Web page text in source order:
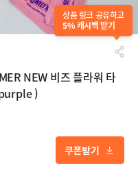
상품 링크 공유하고
5% 캐시백 받기
NEW 비즈 플라워 타
)